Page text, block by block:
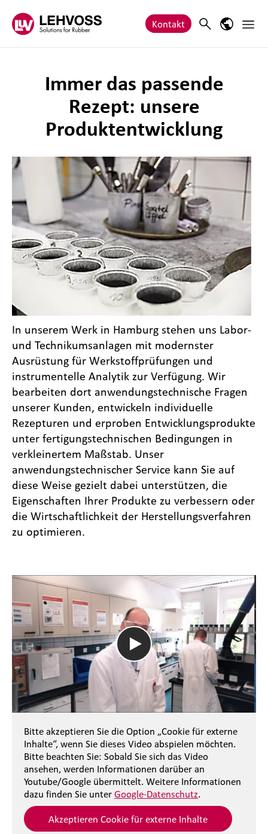
Kontakt SearchSprach-
Immer das passende
Rezept: unsere
Produktentwicklung
In unserem Werk in Hamburg stehen uns Labor-
und Technikumsanlagen mit modernster
Ausrüstung für Werkstoffprüfungen und
instrumentelle Analytik zur Verfügung. Wir
bearbeiten dort anwendungstechnische Fragen
unserer Kunden, entwickeln individuelle
Rezepturen und erproben Entwicklungsprodukte
unter fertigungstechnischen Bedingungen in
verkleinertem Maßstab. Unser
anwendungstechnischer Service kann Sie auf
diese Weise gezielt dabei unterstützen, die
Eigenschaften Ihrer Produkte zu verbessern oder
die Wirtschaftlichkeit der Herstellungsverfahren
zu optimieren.
Bitte akzeptieren Sie die Option „Cookie für externe
Inhalte“, wenn Sie dieses Video abspielen möchten.
Bitte beachten Sie: Sobald Sie sich das Video
ansehen, werden Informationen darüber an
Youtube/Google übermittelt. Weitere Informationen
dazu finden Sie unter Google-Datenschutz
Akzeptieren Cookie für externe Inhalte